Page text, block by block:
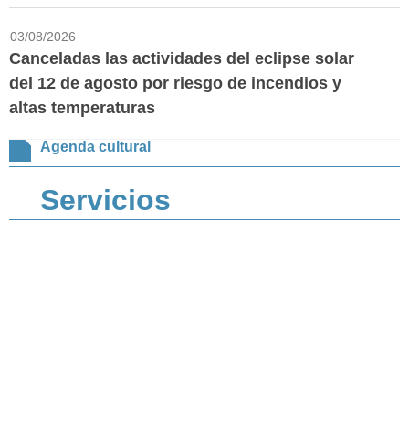
03/08/2026
Canceladas las actividades del eclipse solar
del 12 de agosto por riesgo de incendios y
altas temperaturas
Agenda cultural
Servicios